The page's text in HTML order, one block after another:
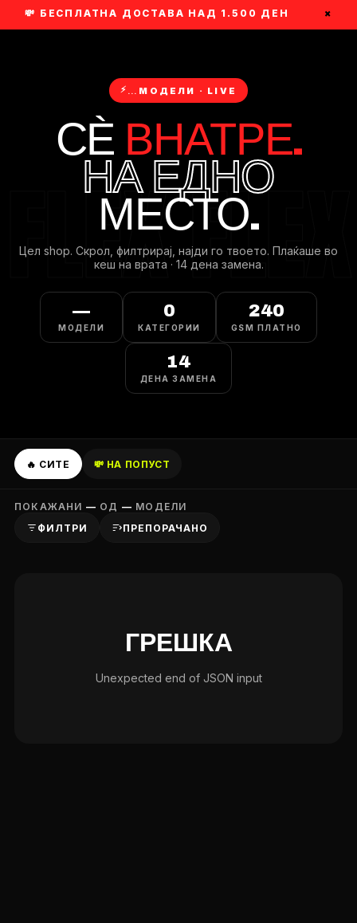
💸 БЕСПЛАТНА ДОСТАВА НАД 1.500 ДЕН ×
⚡ … МОДЕЛИ · LIVE
СЀ ВНАТРЕ.
НА ЕДНО
МЕСТО.
Цел shop. Скрол, филтрирaj, најди го твоето. Плаќаше во
кеш на врата · 14 дена замена.
—
МОДЕЛИ
0
КАТЕГОРИИ
240
GSM ПЛАТНО
14
ДЕНА ЗАМЕНА
🔥 СИТЕ 💸 НА ПОПУСТ
ПОКАЖАНИ — ОД — МОДЕЛИ
ФИЛТРИ
ПРЕПОРАЧАНО
ГРЕШКА
Unexpected end of JSON input